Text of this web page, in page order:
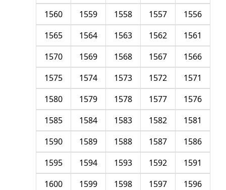
1556
1557
1558
1559
1560
1561
1562
1563
1564
1565
1566
1567
1568
1569
1570
1571
1572
1573
1574
1575
1576
1577
1578
1579
1580
1581
1582
1583
1584
1585
1586
1587
1588
1589
1590
1591
1592
1593
1594
1595
1596
1597
1598
1599
1600